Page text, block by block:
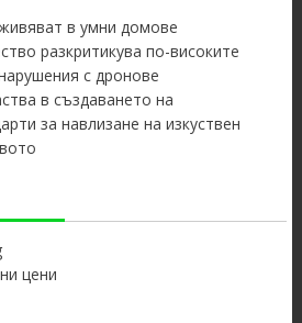
в умни домове
разкритикува по-високите
с дронове
в създаването на
за навлизане на изкуствен
цени